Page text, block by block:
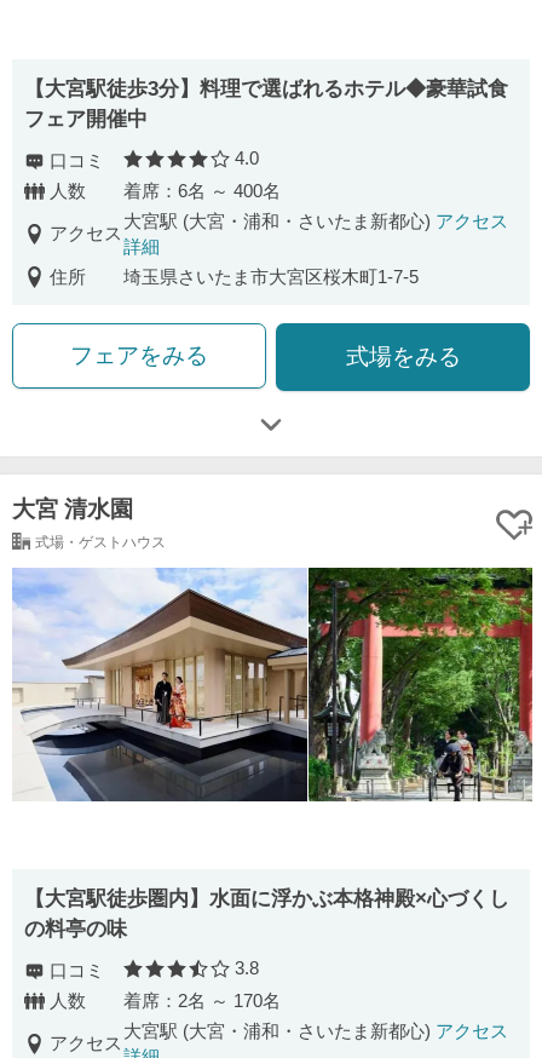
【大宮駅徒歩3分】料理で選ばれるホテル◆豪華試食
フェア開催中
口コミ 口コミ評価
4.0
人数
着席：6名 ～ 400名
アクセス
大宮駅 (大宮・浦和・さいたま新都心) アクセス
詳細
住所
埼玉県さいたま市大宮区桜木町1-7-5
フェアをみる 式場をみる
大宮 清水園
式場・ゲストハウス
【大宮駅徒歩圏内】水面に浮かぶ本格神殿×心づくし
の料亭の味
口コミ 口コミ評価
3.8
人数
着席：2名 ～ 170名
アクセス
大宮駅 (大宮・浦和・さいたま新都心) アクセス